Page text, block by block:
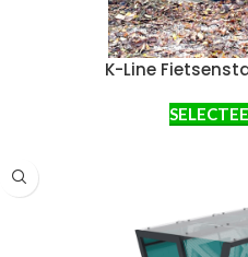
K-Line